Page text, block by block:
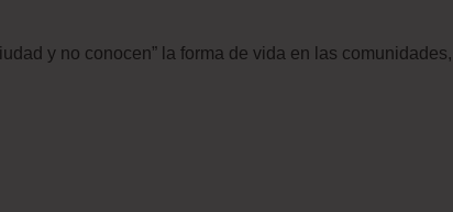
y no conocen” la forma de vida en las comunidades,